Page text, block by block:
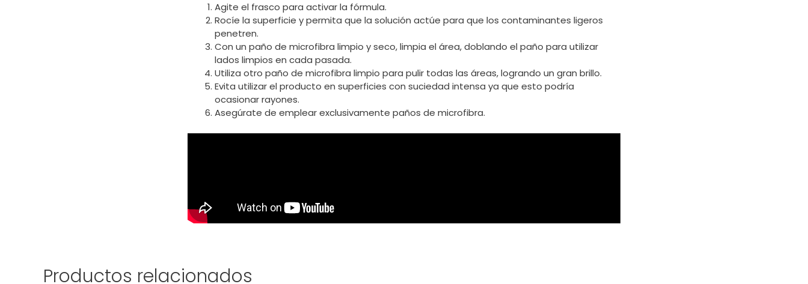
Agite el frasco para activar la fórmula.
Rocíe la superficie y permita que la solución actúe para que los contaminantes ligeros
penetren.
Con un paño de microfibra limpio y seco, limpia el área, doblando el paño para utilizar
lados limpios en cada pasada.
Utiliza otro paño de microfibra limpio para pulir todas las áreas, logrando un gran brillo.
Evita utilizar el producto en superficies con suciedad intensa ya que esto podría
ocasionar rayones.
Asegúrate de emplear exclusivamente paños de microfibra.
Productos relacionados